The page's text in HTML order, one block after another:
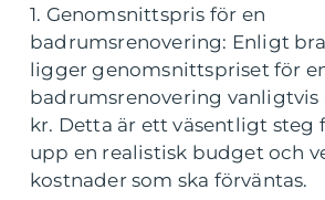
1. Genomsnittspris för en
badrumsrenovering: Enligt
ligger genomsnittspriset för
badrumsrenovering vanligtvis
kr. Detta är ett väsentligt steg
upp en realistisk budget och
kostnader som ska förväntas.